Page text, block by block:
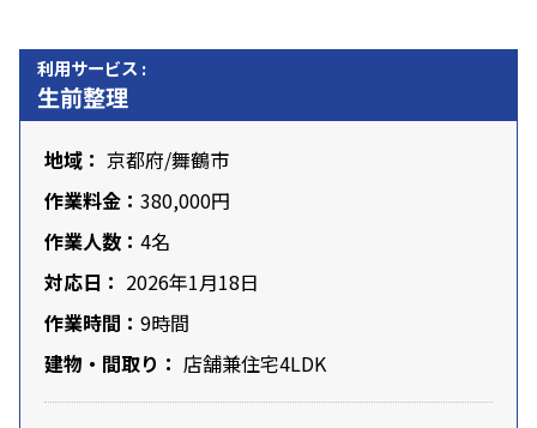
利用サービス :
生前整理
地域： 京都府/舞鶴市
作業料金： 380,000円
作業人数： 4名
対応日： 2026年1月18日
作業時間： 9時間
建物・間取り： 店舗兼住宅4LDK